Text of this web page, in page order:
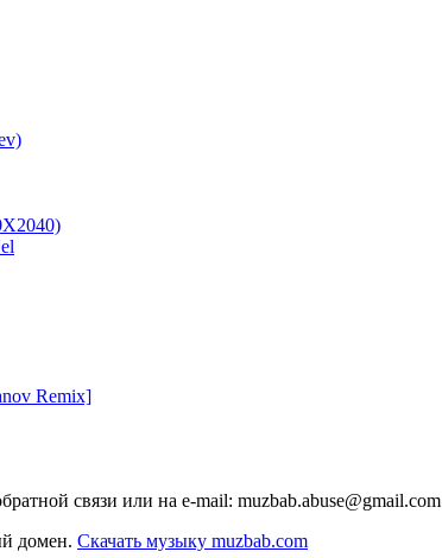
Remix]
связи или на e-mail: muzbab.abuse@gmail.com
домен. Скачать музыку muzbab.com